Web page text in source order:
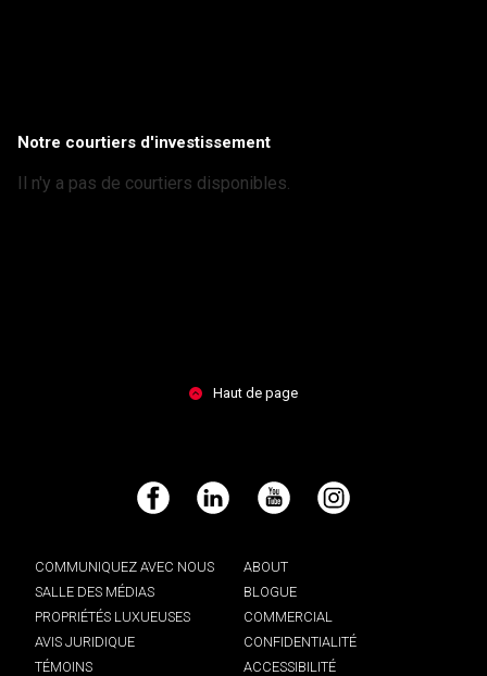
Notre courtiers d'investissement
Il n'y a pas de courtiers disponibles.
Haut de page
Facebook LinkedIn YouTube Instagram
COMMUNIQUEZ AVEC NOUS
ABOUT
SALLE DES MÉDIAS
BLOGUE
PROPRIÉTÉS LUXUEUSES
COMMERCIAL
AVIS JURIDIQUE
CONFIDENTIALITÉ
TÉMOINS
ACCESSIBILITÉ